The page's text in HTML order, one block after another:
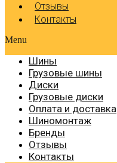
Отзывы
Контакты
Menu
Шины
Грузовые шины
Диски
Грузовые диски
Оплата и доставка
Шиномонтаж
Бренды
Отзывы
Контакты